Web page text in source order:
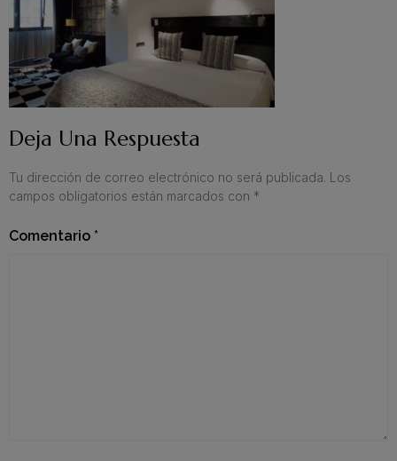
Deja Una Respuesta
Tu dirección de correo electrónico no será publicada. Los
campos obligatorios están marcados con *
Comentario *